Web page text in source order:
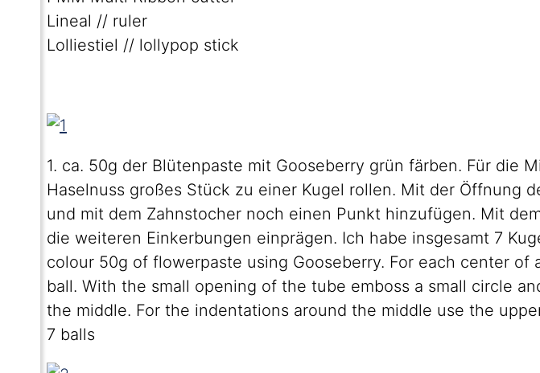
Lineal // ruler
Lolliestiel // lollypop stick
1. ca. 50g der Blütenpaste mit Gooseberry grün färben. Für die
Haselnuss großes Stück zu einer Kugel rollen. Mit der Öffnung
und mit dem Zahnstocher noch einen Punkt hinzufügen. Mit
die weiteren Einkerbungen einprägen. Ich habe insgesamt 7
colour 50g of flowerpaste using Gooseberry. For each center of
ball. With the small opening of the tube emboss a small circle
the middle. For the indentations around the middle use the
7 balls